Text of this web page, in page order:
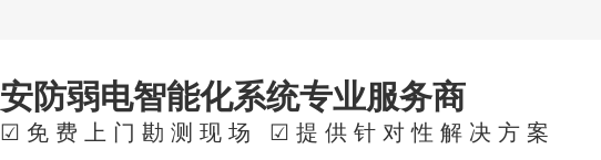
安防弱电智能化系统专业服务商
☑免费上门勘测现场 ☑提供针对性解决方案